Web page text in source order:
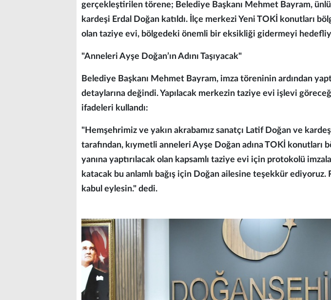
gerçekleştirilen törene; Belediye Başkanı Mehmet Bayram,
kardeşi Erdal Doğan katıldı. İlçe merkezi Yeni TOKİ konutları
olan taziye evi, bölgedeki önemli bir eksikliği gidermeyi
"Anneleri Ayşe Doğan’ın Adını Taşıyacak"
Belediye Başkanı Mehmet Bayram, imza töreninin ardından
detaylarına değindi. Yapılacak merkezin taziye evi işlevi
ifadeleri kullandı:
"Hemşehrimiz ve yakın akrabamız sanatçı Latif Doğan ve
tarafından, kıymetli anneleri Ayşe Doğan adına TOKİ konutları
yanına yaptırılacak olan kapsamlı taziye evi için protokolü
katacak bu anlamlı bağış için Doğan ailesine teşekkür
kabul eylesin." dedi.